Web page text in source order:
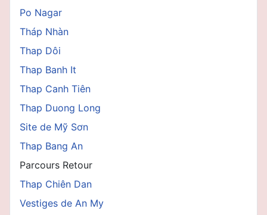
Po Nagar
Tháp Nhàn
Thap Dôi
Thap Banh It
Thap Canh Tiên
Thap Duong Long
Site de Mỹ Sơn
Thap Bang An
Parcours Retour
Thap Chiên Dan
Vestiges de An My